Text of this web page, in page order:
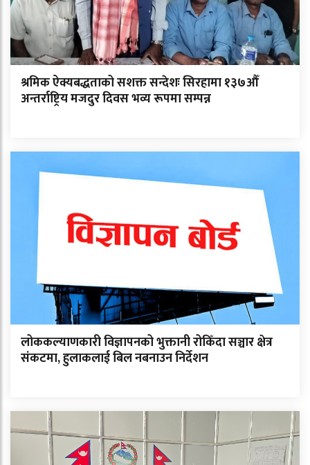
श्रमिक ऐक्यबद्धताको सशक्त सन्देशः सिरहामा १३७औँ
अन्तर्राष्ट्रिय मजदुर दिवस भव्य रूपमा सम्पन्न
लोककल्याणकारी विज्ञापनको भुक्तानी रोकिँदा सञ्चार क्षेत्र
संकटमा, हुलाकलाई बिल नबनाउन निर्देशन